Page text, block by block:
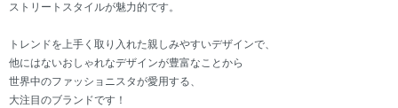
ストリートスタイルが魅力的です。
トレンドを上手く取り入れた親しみやすいデザインで、
他にはないおしゃれなデザインが豊富なことから
世界中のファッショニスタが愛用する、
大注目のブランドです！